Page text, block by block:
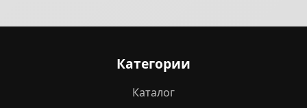
Категории
Каталог